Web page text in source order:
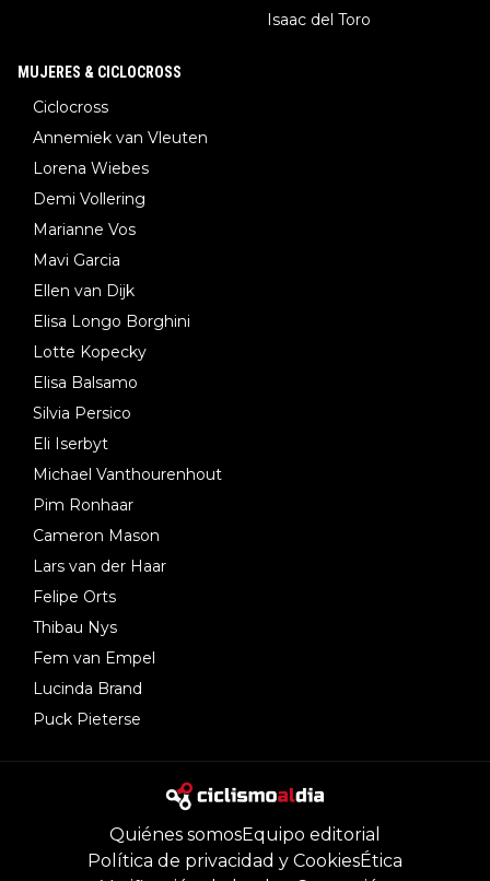
Isaac del Toro
MUJERES & CICLOCROSS
Ciclocross
Annemiek van Vleuten
Lorena Wiebes
Demi Vollering
Marianne Vos
Mavi Garcia
Ellen van Dijk
Elisa Longo Borghini
Lotte Kopecky
Elisa Balsamo
Silvia Persico
Eli Iserbyt
Michael Vanthourenhout
Pim Ronhaar
Cameron Mason
Lars van der Haar
Felipe Orts
Thibau Nys
Fem van Empel
Lucinda Brand
Puck Pieterse
Quiénes somosEquipo editorial
Política de privacidad y CookiesÉtica